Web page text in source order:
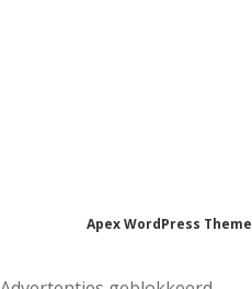
Apex WordPress Theme